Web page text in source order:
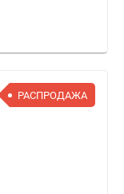
РАСПРОДАЖА